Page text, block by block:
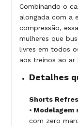
Combinando o
alongada com a
compressão,
mulheres que
livres em todos
aos treinos ao ar
Detalhes
Shorts
• Modelagem
com zero